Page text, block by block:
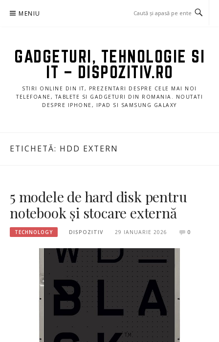
MENIU
GADGETURI, TEHNOLOGIE SI
IT – DISPOZITIV.RO
STIRI ONLINE DIN IT, PREZENTARI DESPRE CELE MAI NOI
TELEFOANE, TABLETE SI GADGETURI DIN ROMANIA. NOUTATI
DESPRE IPHONE, IPAD SI SAMSUNG GALAXY
ETICHETĂ: HDD EXTERN
5 modele de hard disk pentru
notebook și stocare externă
TECHNOLOGY DISPOZITIV 29 IANUARIE 2026 0